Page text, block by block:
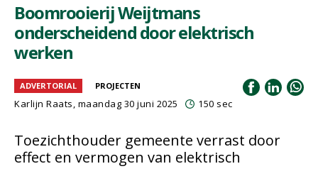
Boomrooierij Weijtmans
onderscheidend door elektrisch
werken
ADVERTORIAL PROJECTEN
Karlijn Raats, maandag 30 juni 2025 150 sec
Toezichthouder gemeente verrast door
effect en vermogen van elektrisch